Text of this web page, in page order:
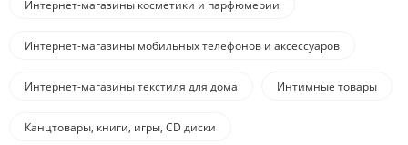
Интернет-магазины косметики и парфюмерии
Интернет-магазины мобильных телефонов и аксессуаров
Интернет-магазины текстиля для дома Интимные товары
Канцтовары, книги, игры, CD диски